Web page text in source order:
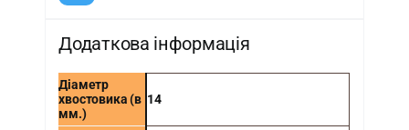
Додаткова інформація
Діаметр
хвостовика (в
мм.)
14